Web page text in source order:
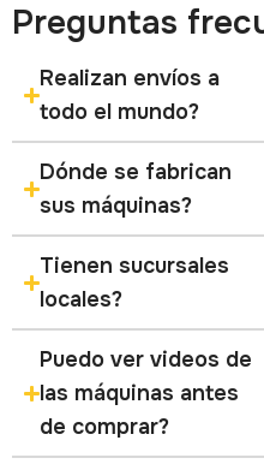
Preguntas
Realizan envíos a
todo el mundo?
Dónde se fabrican
sus máquinas?
Tienen sucursales
locales?
Puedo ver videos de
las máquinas antes
de comprar?